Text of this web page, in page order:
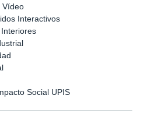
Vídeo
Interactivos
Social UPIS